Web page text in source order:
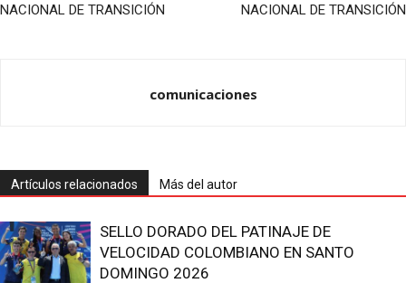
NACIONAL DE TRANSICIÓN
NACIONAL DE TRANSICIÓN
comunicaciones
Artículos relacionados Más del autor
SELLO DORADO DEL PATINAJE DE
VELOCIDAD COLOMBIANO EN SANTO
DOMINGO 2026